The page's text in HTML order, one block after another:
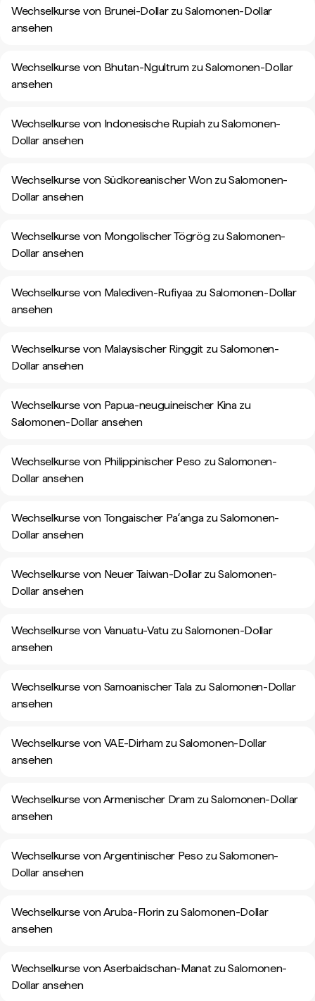
Wechselkurse von Brunei-Dollar zu Salomonen-Dollar
ansehen
Wechselkurse von Bhutan-Ngultrum zu Salomonen-Dollar
ansehen
Wechselkurse von Indonesische Rupiah zu Salomonen-
Dollar ansehen
Wechselkurse von Südkoreanischer Won zu Salomonen-
Dollar ansehen
Wechselkurse von Mongolischer Tögrög zu Salomonen-
Dollar ansehen
Wechselkurse von Malediven-Rufiyaa zu Salomonen-Dollar
ansehen
Wechselkurse von Malaysischer Ringgit zu Salomonen-
Dollar ansehen
Wechselkurse von Papua-neuguineischer Kina zu
Salomonen-Dollar ansehen
Wechselkurse von Philippinischer Peso zu Salomonen-
Dollar ansehen
Wechselkurse von Tongaischer Paʻanga zu Salomonen-
Dollar ansehen
Wechselkurse von Neuer Taiwan-Dollar zu Salomonen-
Dollar ansehen
Wechselkurse von Vanuatu-Vatu zu Salomonen-Dollar
ansehen
Wechselkurse von Samoanischer Tala zu Salomonen-Dollar
ansehen
Wechselkurse von VAE-Dirham zu Salomonen-Dollar
ansehen
Wechselkurse von Armenischer Dram zu Salomonen-Dollar
ansehen
Wechselkurse von Argentinischer Peso zu Salomonen-
Dollar ansehen
Wechselkurse von Aruba-Florin zu Salomonen-Dollar
ansehen
Wechselkurse von Aserbaidschan-Manat zu Salomonen-
Dollar ansehen